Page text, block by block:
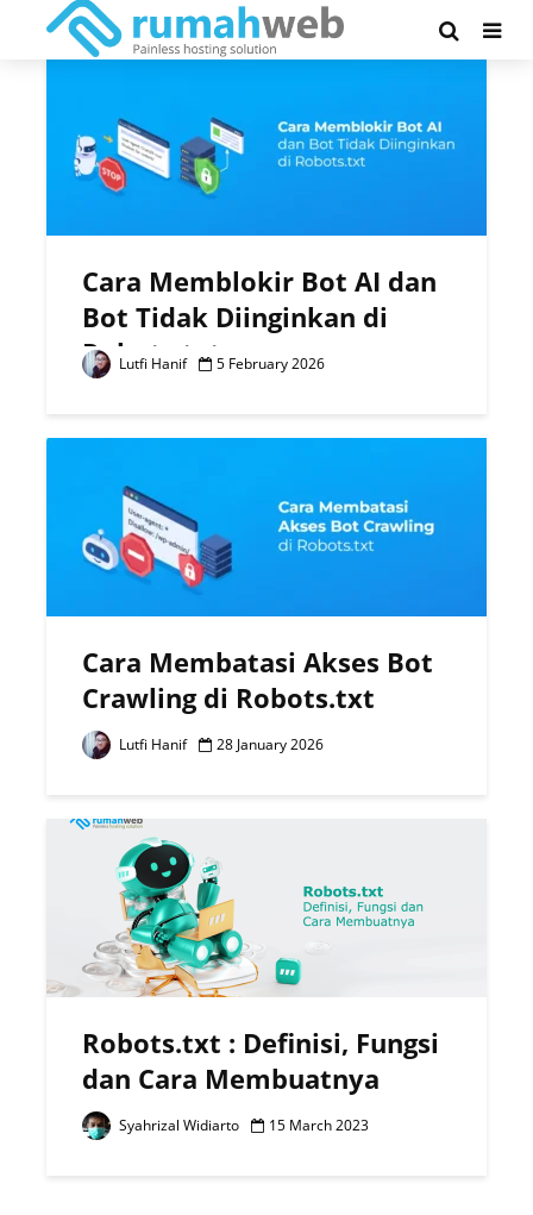
Tag - Robots.txt
Cara Memblokir Bot AI dan
Bot Tidak Diinginkan di
Robots.txt
Lutfi Hanif 5 February 2026
Cara Membatasi Akses Bot
Crawling di Robots.txt
Lutfi Hanif 28 January 2026
Robots.txt : Definisi, Fungsi
dan Cara Membuatnya
Syahrizal Widiarto 15 March 2023